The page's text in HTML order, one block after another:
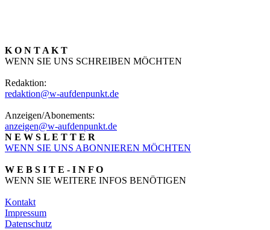
K O N T A K T
WENN SIE UNS SCHREIBEN MÖCHTEN
Redaktion:
redaktion@w-aufdenpunkt.de
Anzeigen/Abonements:
anzeigen@w-aufdenpunkt.de
N E W S L E T T E R
WENN SIE UNS ABONNIEREN MÖCHTEN
W E B S I T E - I N F O
WENN SIE WEITERE INFOS BENÖTIGEN
Kontakt
Impressum
Datenschutz